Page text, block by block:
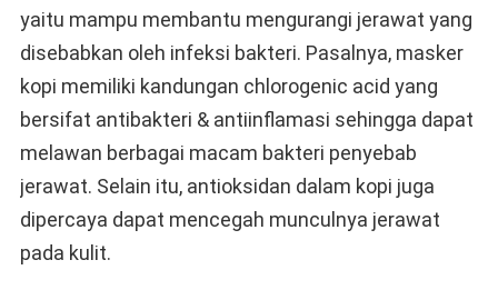
yaitu mampu membantu mengurangi jerawat yang
disebabkan oleh infeksi bakteri. Pasalnya, masker
kopi memiliki kandungan chlorogenic acid yang
bersifat antibakteri & antiinflamasi sehingga dapat
melawan berbagai macam bakteri penyebab
jerawat. Selain itu, antioksidan dalam kopi juga
dipercaya dapat mencegah munculnya jerawat
pada kulit.